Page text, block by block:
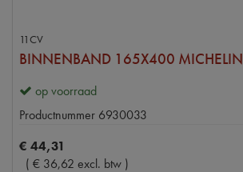
11CV
BINNENBAND 165X400 MICHELIN
op voorraad
Productnummer 6930033
€ 44,31
( € 36,62 excl. btw )